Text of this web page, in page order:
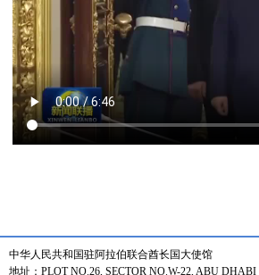
中华人民共和国驻阿拉伯联合酋长国大使馆
地址：PLOT NO.26, SECTOR NO.W-22, ABU DHABI